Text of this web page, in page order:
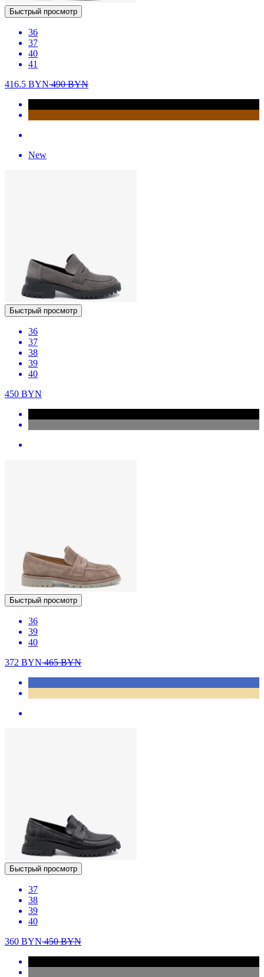
Быстрый просмотр
36
37
40
41
416.5 BYN490BYN
New
Быстрый просмотр
36
37
38
39
40
450 BYN
Быстрый просмотр
36
39
40
372 BYN465BYN
Быстрый просмотр
37
38
39
40
360 BYN450BYN